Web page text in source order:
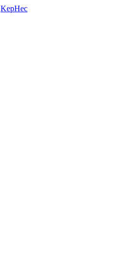
KepHec